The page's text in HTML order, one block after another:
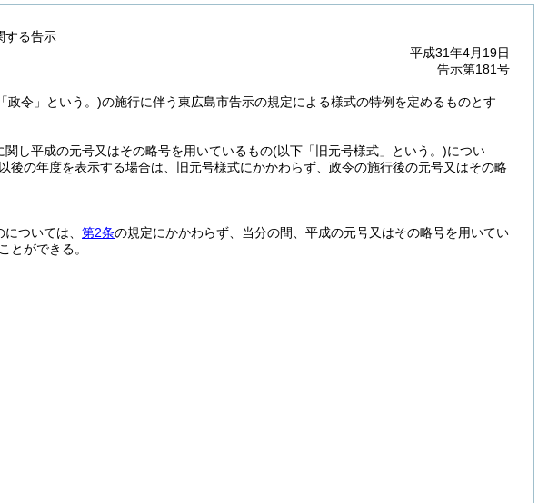
する告示
平成31年4月19日
告示第181号
政令」という。)の施行に伴う東広島市告示の規定による様式の特例を定めるものとす
し平成の元号又はその略号を用いているもの(以下「旧元号様式」という。)につい
の年度を表示する場合は、旧元号様式にかかわらず、政令の施行後の元号又はその略
ついては、 第2条の規定にかかわらず、当分の間、平成の元号又はその略号を用いてい
とができる。